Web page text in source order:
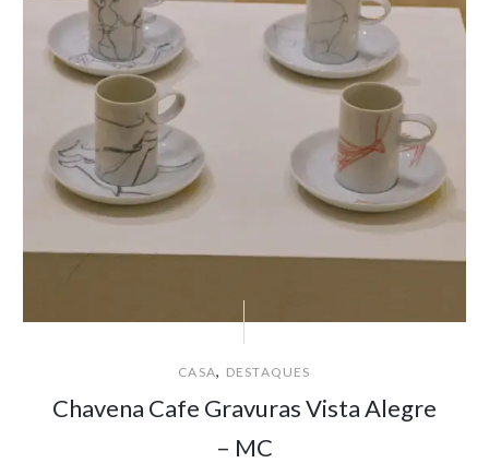
CASA, DESTAQUES
Chavena Cafe Gravuras Vista Alegre
– MC